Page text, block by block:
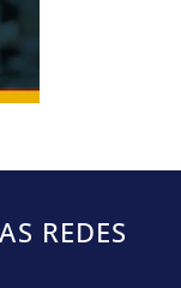
REDES